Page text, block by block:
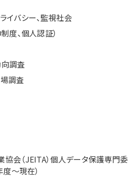
イバシー、監視社会
度、個人認証）
調査
調査
会（JEITA）個人データ保護専門委
～現在）